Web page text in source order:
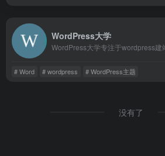
WordPress大学
# Word # wordpress # WordPress主题
没有了